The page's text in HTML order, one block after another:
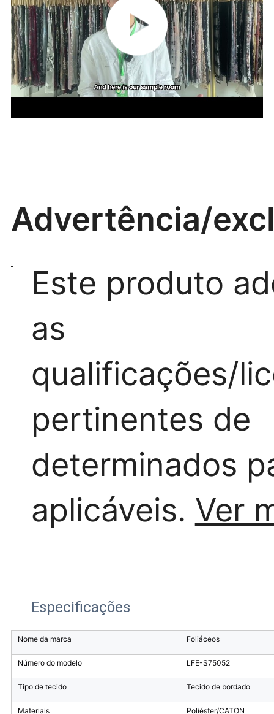
Advertência/
Este produto
as
qualificações/
pertinentes de
determinados
aplicáveis. Ver
Especificações
Nome da marca Foliáceos
Número do modelo LFE-S75052
Tipo de tecido Tecido de bordado
Materiais Poliéster/CATON